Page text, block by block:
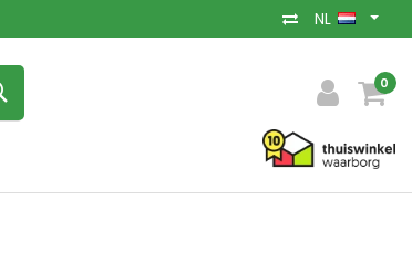
NL
0